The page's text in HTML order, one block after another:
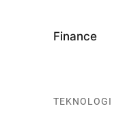
Finance
TEKNOLOGI